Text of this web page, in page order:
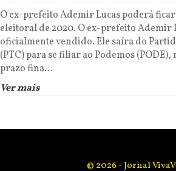
O ex-prefeito Ademir Lucas poderá
eleitoral de 2020. O ex-prefeito Ademir
oficialmente vendido. Ele saíra do
(PTC) para se filiar ao Podemos
prazo fina...
Ver mais
© 2026 - Jornal